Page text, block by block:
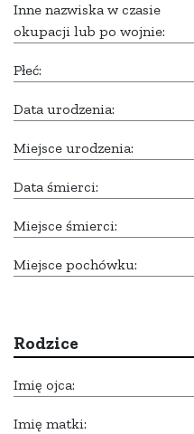
Inne nazwiska w czasie
okupacji lub po wojnie:
Płeć:
Data urodzenia:
Miejsce urodzenia:
Data śmierci:
Miejsce śmierci:
Miejsce pochówku:
Rodzice
Imię ojca:
Imię matki: